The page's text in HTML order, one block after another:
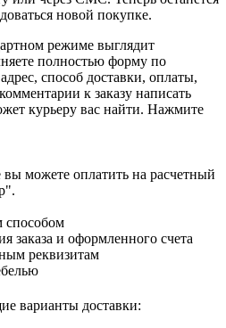
новой покупке.
режиме выглядит
полностью форму по
способ доставки, оплаты,
к заказу написать
курьеру вас найти. Нажмите
можете оплатить на расчетный
способом
заказа и оформленного счета
реквизитам
варианты доставки: